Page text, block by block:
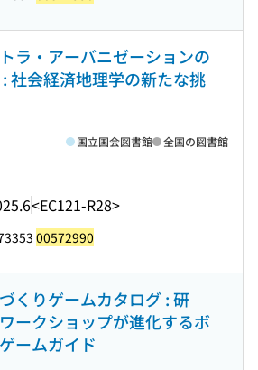
ラ・アーバニゼーションの
社会経済地理学の新たな挑
<EC121-R28>
国立国会図書館 全国の図書館
00572990
くりゲームカタログ : 研
ークショップが進化するボ
ームガイド